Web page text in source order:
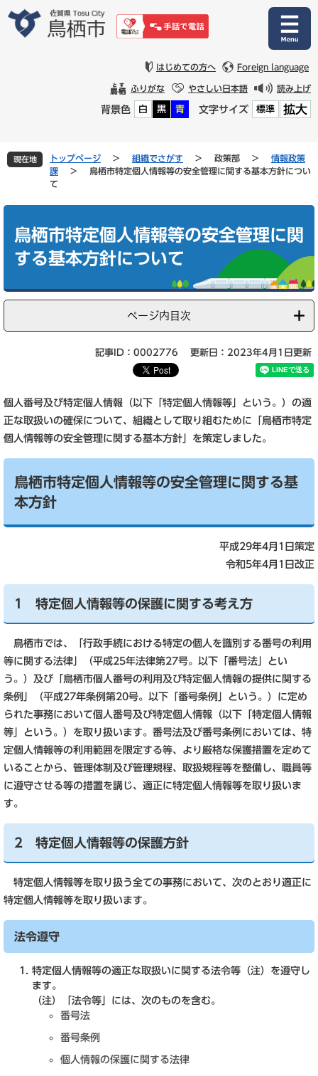
文
はじめての方へ Foreign language
ふりがな やさしい日本語 読み上げ
背景色 白 黒 青 文字サイズ 標準 拡大
現在地 トップページ > 組織でさがす > 政策部 >
情報政策
課
>
鳥栖市特定個人情報等の安全管理に関する基本方針につい
て
鳥栖市特定個人情報等の安全管理に関
する基本方針について
ページ内目次
記事ID：0002776 更新日：2023年4月1日更新
個人番号及び特定個人情報（以下「特定個人情報等」という。）の適
正な取扱いの確保について、組織として取り組むために「鳥栖市特定
個人情報等の安全管理に関する基本方針」を策定しました。
鳥栖市特定個人情報等の安全管理に関する基
本方針
平成29年4月1日策定
令和5年4月1日改正
1 特定個人情報等の保護に関する考え方
鳥栖市では、「行政手続における特定の個人を識別する番号の利用
等に関する法律」（平成25年法律第27号。以下「番号法」とい
う。）及び「鳥栖市個人番号の利用及び特定個人情報の提供に関する
条例」（平成27年条例第20号。以下「番号条例」という。）に定め
られた事務において個人番号及び特定個人情報（以下「特定個人情報
等」という。）を取り扱います。番号法及び番号条例においては、特
定個人情報等の利用範囲を限定する等、より厳格な保護措置を定めて
いることから、管理体制及び管理規程、取扱規程等を整備し、職員等
に遵守させる等の措置を講じ、適正に特定個人情報等を取り扱いま
す。
2 特定個人情報等の保護方針
特定個人情報等を取り扱う全ての事務において、次のとおり適正に
特定個人情報等を取り扱います。
法令遵守
特定個人情報等の適正な取扱いに関する法令等（注）を遵守し
ます。
​（注）「法令等」には、次のものを含む。
番号法
番号条例
個人情報の保護に関する法律